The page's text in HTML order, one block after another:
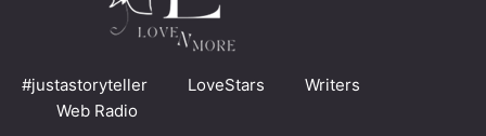
#justastoryteller LoveStars
Writers
Web Radio